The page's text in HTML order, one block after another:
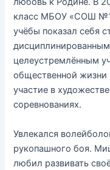
класс МБОУ «СОШ
учёбы показал себя
целеустремлённым
общественной
участие в
соревнованиях.
Увлекался
рукопашного боя.
любил развивать